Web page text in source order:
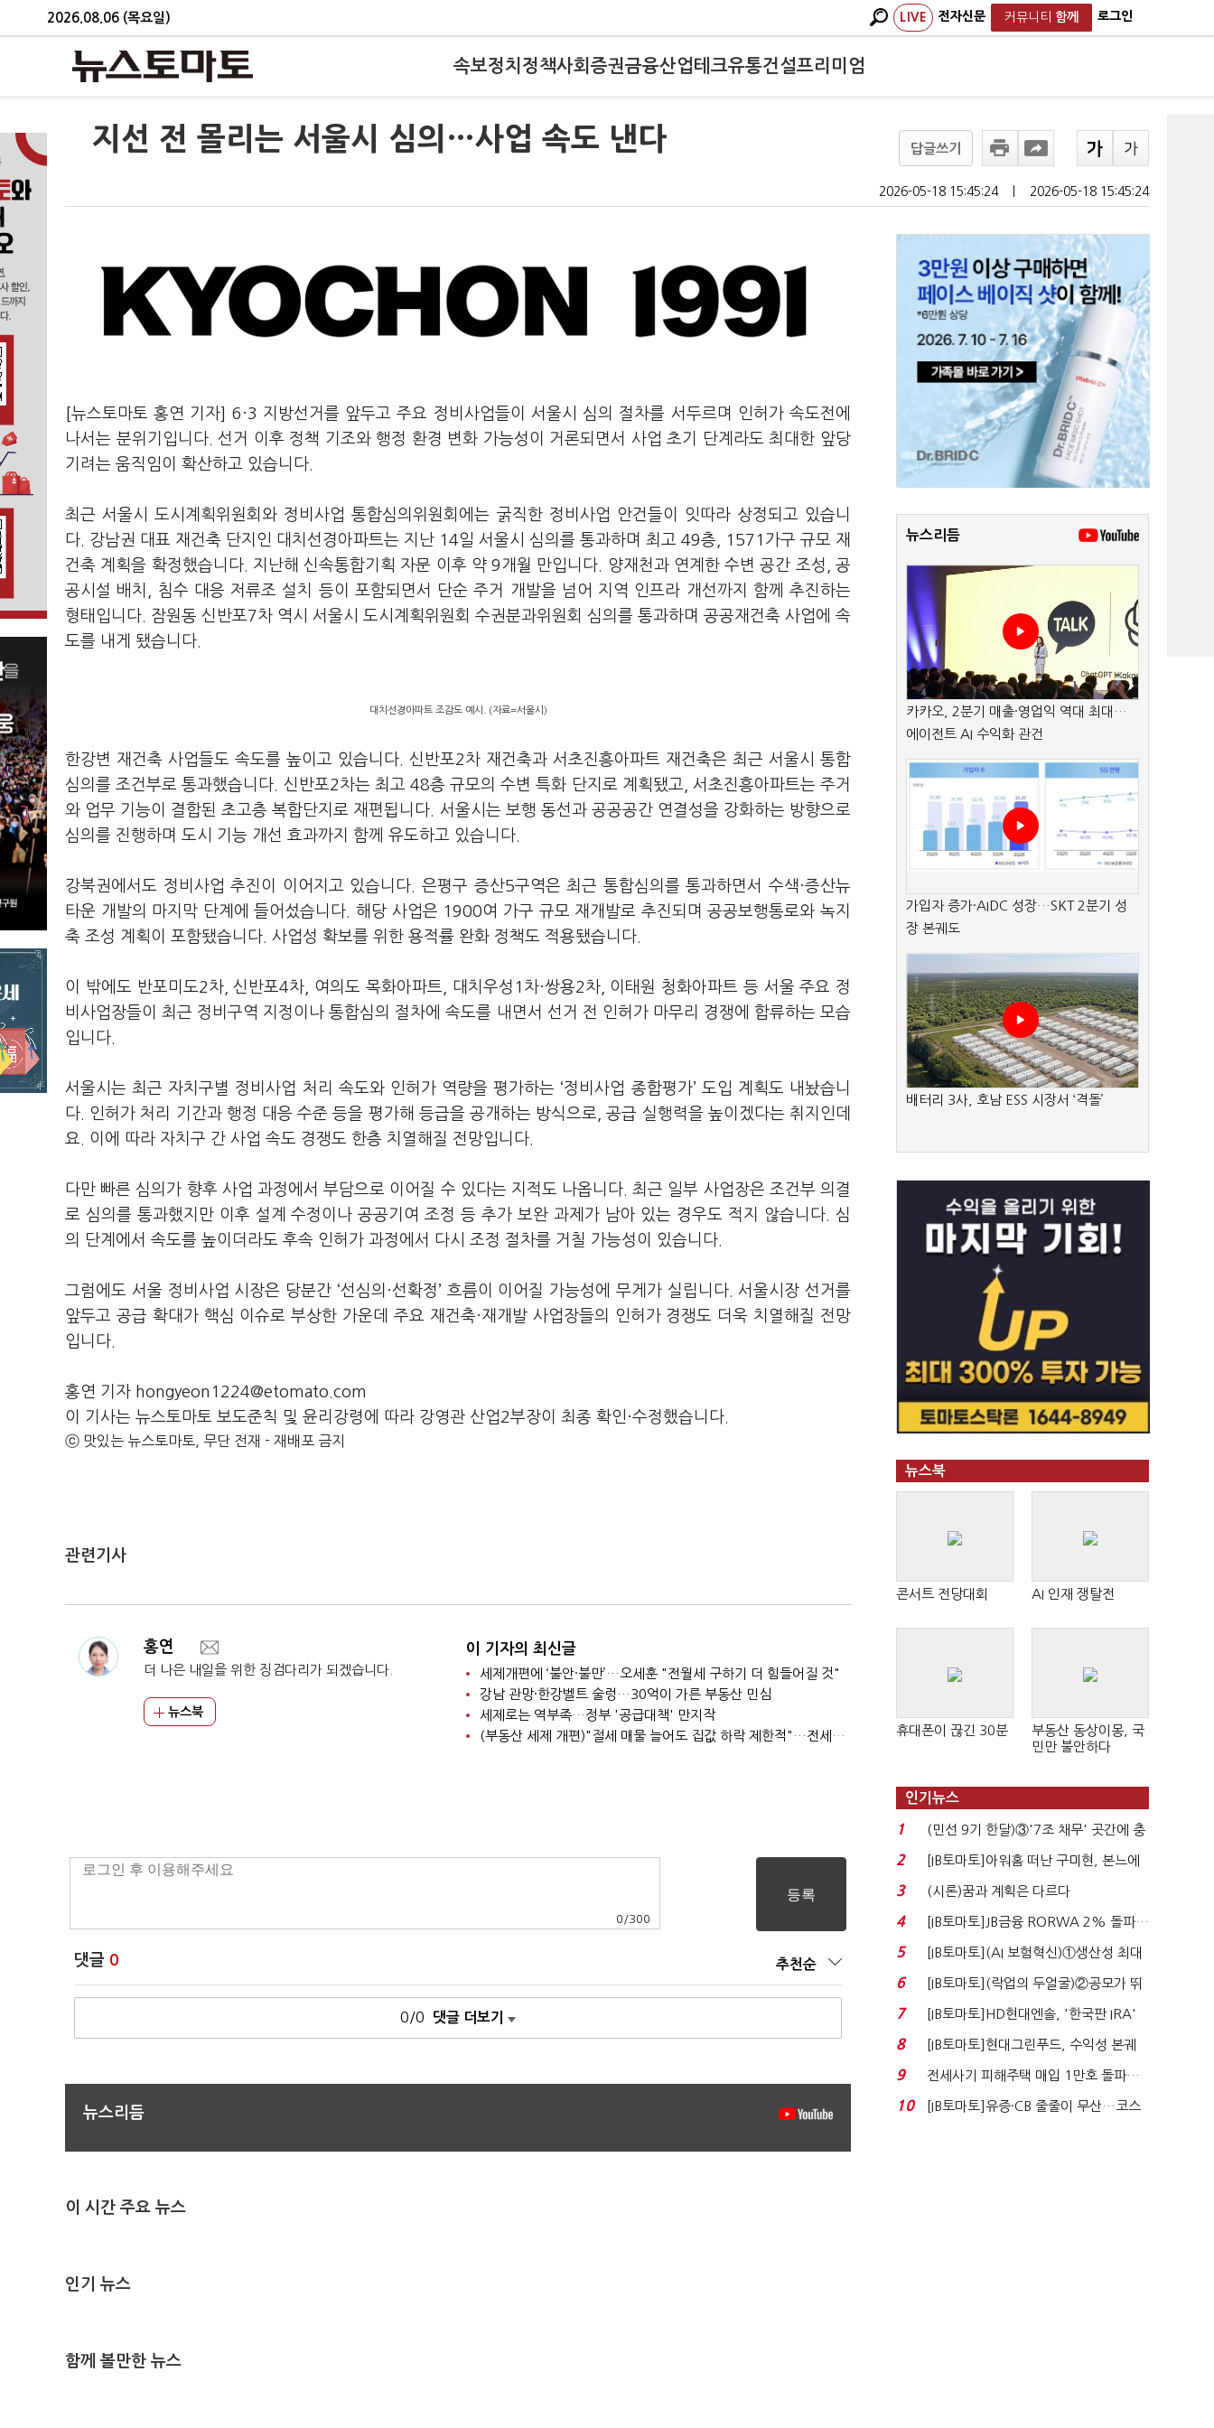
2026.08.06 (목요일) LIVE 전자신문 커뮤니티 함께 로그인
속보정치 정책사회 증권금융산업테크유통건설프리미엄
지선 전 몰리는 서울시 심의…사업 속도 낸다 답글쓰기
2026-05-18 15:45:24 2026-05-18 15:45:24
[뉴스토마토 홍연 기자] 6·3 지방선거를 앞두고 주요 정비사업들이 서울시 심의 절차를 서두르며 인허가 속도전에
나서는 분위기입니다. 선거 이후 정책 기조와 행정 환경 변화 가능성이 거론되면서 사업 초기 단계라도 최대한 앞당
기려는 움직임이 확산하고 있습니다.
최근 서울시 도시계획위원회와 정비사업 통합심의위원회에는 굵직한 정비사업 안건들이 잇따라 상정되고 있습니
다. 강남권 대표 재건축 단지인 대치선경아파트는 지난 14일 서울시 심의를 통과하며 최고 49층, 1571가구 규모 재
건축 계획을 확정했습니다. 지난해 신속통합기획 자문 이후 약 9개월 만입니다. 양재천과 연계한 수변 공간 조성, 공
공시설 배치, 침수 대응 저류조 설치 등이 포함되면서 단순 주거 개발을 넘어 지역 인프라 개선까지 함께 추진하는
형태입니다. 잠원동 신반포7차 역시 서울시 도시계획위원회 수권분과위원회 심의를 통과하며 공공재건축 사업에 속
도를 내게 됐습니다.
대치선경아파트 조감도 예시. (자료=서울시)
한강변 재건축 사업들도 속도를 높이고 있습니다. 신반포2차 재건축과 서초진흥아파트 재건축은 최근 서울시 통합
심의를 조건부로 통과했습니다. 신반포2차는 최고 48층 규모의 수변 특화 단지로 계획됐고, 서초진흥아파트는 주거
와 업무 기능이 결합된 초고층 복합단지로 재편됩니다. 서울시는 보행 동선과 공공공간 연결성을 강화하는 방향으로
심의를 진행하며 도시 기능 개선 효과까지 함께 유도하고 있습니다.
강북권에서도 정비사업 추진이 이어지고 있습니다. 은평구 증산5구역은 최근 통합심의를 통과하면서 수색·증산뉴
타운 개발의 마지막 단계에 들어섰습니다. 해당 사업은 1900여 가구 규모 재개발로 추진되며 공공보행통로와 녹지
축 조성 계획이 포함됐습니다. 사업성 확보를 위한 용적률 완화 정책도 적용됐습니다.
이 밖에도 반포미도2차, 신반포4차, 여의도 목화아파트, 대치우성1차·쌍용2차, 이태원 청화아파트 등 서울 주요 정
비사업장들이 최근 정비구역 지정이나 통합심의 절차에 속도를 내면서 선거 전 인허가 마무리 경쟁에 합류하는 모습
입니다.
서울시는 최근 자치구별 정비사업 처리 속도와 인허가 역량을 평가하는 ‘정비사업 종합평가’ 도입 계획도 내놨습니
다. 인허가 처리 기간과 행정 대응 수준 등을 평가해 등급을 공개하는 방식으로, 공급 실행력을 높이겠다는 취지인데
요. 이에 따라 자치구 간 사업 속도 경쟁도 한층 치열해질 전망입니다.
다만 빠른 심의가 향후 사업 과정에서 부담으로 이어질 수 있다는 지적도 나옵니다. 최근 일부 사업장은 조건부 의결
로 심의를 통과했지만 이후 설계 수정이나 공공기여 조정 등 추가 보완 과제가 남아 있는 경우도 적지 않습니다. 심
의 단계에서 속도를 높이더라도 후속 인허가 과정에서 다시 조정 절차를 거칠 가능성이 있습니다.
그럼에도 서울 정비사업 시장은 당분간 ‘선심의·선확정’ 흐름이 이어질 가능성에 무게가 실립니다. 서울시장 선거를
앞두고 공급 확대가 핵심 이슈로 부상한 가운데 주요 재건축·재개발 사업장들의 인허가 경쟁도 더욱 치열해질 전망
입니다.
홍연 기자 hongyeon1224@etomato.com
이 기사는 뉴스토마토 보도준칙 및 윤리강령에 따라 강영관 산업2부장이 최종 확인·수정했습니다.
ⓒ 맛있는 뉴스토마토, 무단 전재 - 재배포 금지
관련기사
홍연
더 나은 내일을 위한 징검다리가 되겠습니다.
뉴스북
이 기자의 최신글
세제개편에 ‘불안·불만’…오세훈 "전월세 구하기 더 힘들어질 것"
강남 관망·한강벨트 술렁…30억이 가른 부동산 민심
세제로는 역부족…정부 '공급대책' 만지작
(부동산 세제 개편)"절세 매물 늘어도 집값 하락 제한적"…전세난·양극화 심화 우려
0 /300
댓글 0 추천순
0/0 댓글 더보기
뉴스리듬
이 시간 주요 뉴스
인기 뉴스
함께 볼만한 뉴스
뉴스리듬
카카오, 2분기 매출·영업익 역대 최대…
에이전트 AI 수익화 관건
가입자 증가·AIDC 성장…SKT 2분기 성
장 본궤도
배터리 3사, 호남 ESS 시장서 ‘격돌’
뉴스북
콘서트 전당대회 AI 인재 쟁탈전
휴대폰이 끊긴 30분
부동산 동상이몽, 국
민만 불안하다
인기뉴스
1
(민선 9기 한달)③'7조 채무' 곳간에 충
격…추미애, 20년...
2
[IB토마토]아워홈 떠난 구미현, 본느에
340억 베팅…가...
3 (시론)꿈과 계획은 다르다
4
[IB토마토]JB금융 RORWA 2% 돌파…
실적 견인은 은행 ...
5
[IB토마토](AI 보험혁신)①생산성 최대
80% 개선…현실...
6
[IB토마토](락업의 두얼굴)②공모가 뛰
자 첫날 매도…FI ...
7
[IB토마토]HD현대엔솔, '한국판 IRA'
수혜 부상…세액공...
8
[IB토마토]현대그린푸드, 수익성 본궤
도…실적 개선에 ...
9
전세사기 피해주택 매입 1만호 돌파…
누적 피해자 4만2...
10
[IB토마토]유증·CB 줄줄이 무산…코스